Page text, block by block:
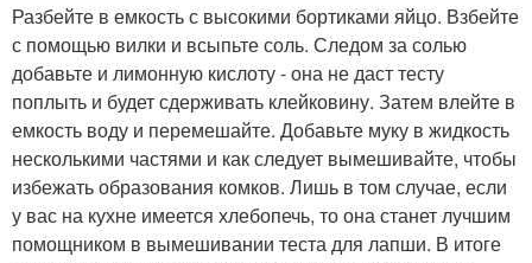
Разбейте в емкость с высокими бортиками яйцо. Взбейте
с помощью вилки и всыпьте соль. Следом за солью
добавьте и лимонную кислоту - она не даст тесту
поплыть и будет сдерживать клейковину. Затем влейте в
емкость воду и перемешайте. Добавьте муку в жидкость
несколькими частями и как следует вымешивайте, чтобы
избежать образования комков. Лишь в том случае, если
у вас на кухне имеется хлебопечь, то она станет лучшим
помощником в вымешивании теста для лапши. В итоге